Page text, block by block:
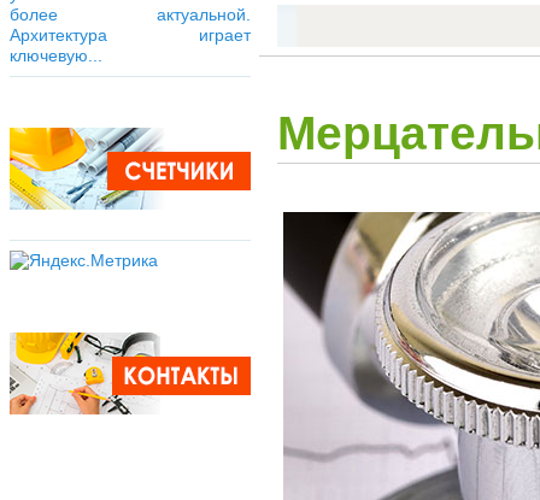
более актуальной.
Архитектура играет
ключевую...